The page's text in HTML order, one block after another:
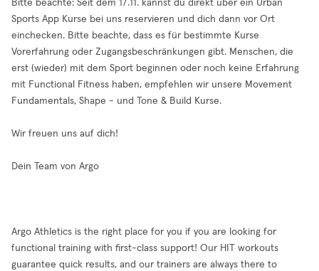
Bitte beachte: Seit dem 17.11. kannst du direkt über ein Urban
Sports App Kurse bei uns reservieren und dich dann vor Ort
einchecken. Bitte beachte, dass es für bestimmte Kurse
Vorerfahrung oder Zugangsbeschränkungen gibt. Menschen, die
erst (wieder) mit dem Sport beginnen oder noch keine Erfahrung
mit Functional Fitness haben, empfehlen wir unsere Movement
Fundamentals, Shape - und Tone & Build Kurse.
Wir freuen uns auf dich!
Dein Team von Argo
Argo Athletics is the right place for you if you are looking for
functional training with first-class support! Our HIT workouts
guarantee quick results, and our trainers are always there to